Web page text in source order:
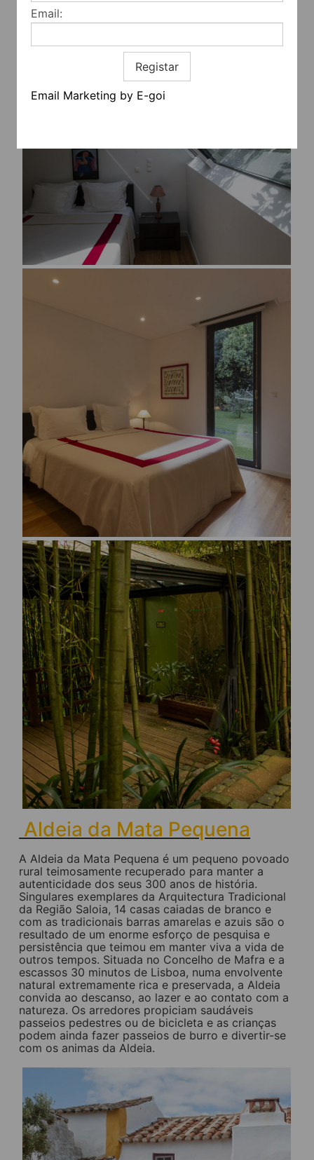
Email:
Registar
Email Marketing by E-goi
Aldeia da Mata Pequena
A Aldeia da Mata Pequena é um pequeno povoado
rural teimosamente recuperado para manter a
autenticidade dos seus 300 anos de história.
Singulares exemplares da Arquitectura Tradicional
da Região Saloia, 14 casas caiadas de branco e
com as tradicionais barras amarelas e azuis são o
resultado de um enorme esforço de pesquisa e
persistência que teimou em manter viva a vida de
outros tempos. Situada no Concelho de Mafra e a
escassos 30 minutos de Lisboa, numa envolvente
natural extremamente rica e preservada, a Aldeia
convida ao descanso, ao lazer e ao contato com a
natureza. Os arredores propiciam saudáveis
passeios pedestres ou de bicicleta e as crianças
podem ainda fazer passeios de burro e divertir-se
com os animas da Aldeia.